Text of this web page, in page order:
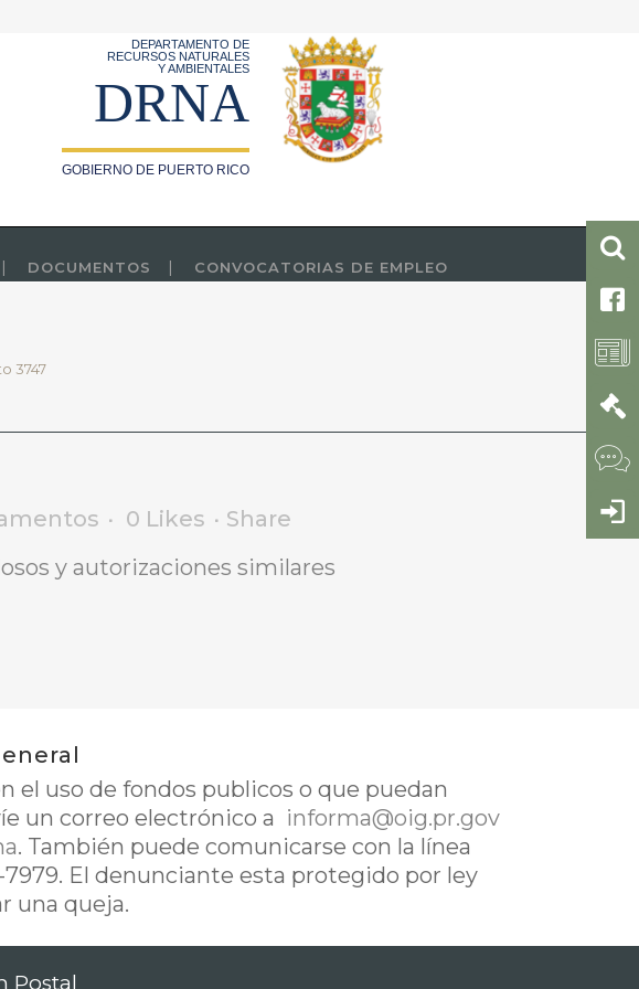
DEPARTAMENTO DE
RECURSOS NATURALES
Y AMBIENTALES
DRNA
GOBIERNO DE PUERTO RICO
DOCUMENTOS CONVOCATORIAS DE EMPLEO
3747
0 Likes
Share
y autorizaciones similares
el uso de fondos publicos o que puedan
un correo electrónico a informa@oig.pr.gov
. También puede comunicarse con la línea
El denunciante esta protegido por ley
una queja.
Postal